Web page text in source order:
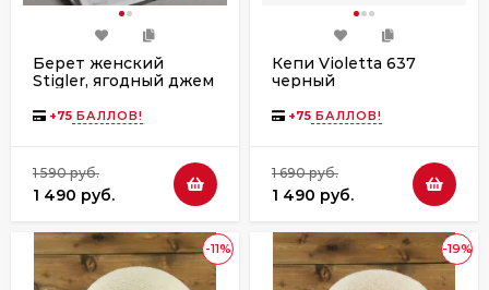
Берет женский
Stigler, ягодный джем
+75 БАЛЛОВ!
1 590 руб.
1 490 руб.
Кепи Violetta 637
черный
+75 БАЛЛОВ!
1 690 руб.
1 490 руб.
-11% -19%